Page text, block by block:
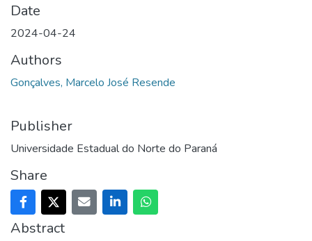
Date
2024-04-24
Authors
Gonçalves, Marcelo José Resende
Publisher
Universidade Estadual do Norte do Paraná
Share
Abstract